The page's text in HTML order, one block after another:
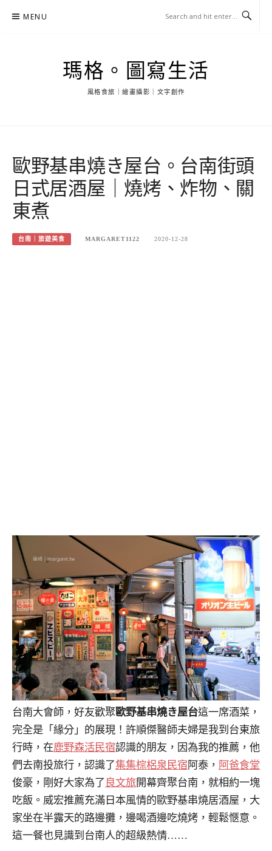
MENU
瑪格。圖寫生活
風格食旅｜繪畫攝影｜文字創作
歐野基串燒き屋台。台南街頭
日式居酒屋｜燒烤、炸物、關
東煮
台南｜旅遊美食 MARGARET1122 2020-12-28
台南大會師，好友歡聚歐野基串燒き屋台這一席酒菜，
完全是「緣分」的展現！許順傑醫師夫婦是我到台東旅
行時，在鹿野森活民宿認識的朋友，因為我的推薦，他
們去南投旅行，認識了集集棕梠泉民宿 阿泰， 阿爸食堂
俊豪，剛好大家為了 良文旅開幕齊聚台南，就相約一塊
吃飯。威宏推薦充滿日本風情的歐野基串燒居酒屋，大
家坐在半露天的路邊攤，邊喝酒邊吃燒烤，輕鬆愜意。
這一餐也見識到台南人的超級熱情……